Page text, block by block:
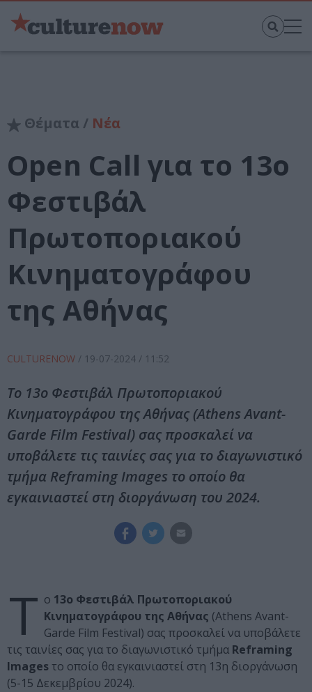
Θέματα / Νέα
Open Call για το 13o
Φεστιβάλ
Πρωτοποριακού
Κινηματογράφου
της Αθήνας
CULTURENOW / 19-07-2024 / 11:52
Το 13ο Φεστιβάλ Πρωτοποριακού
Κινηματογράφου της Αθήνας (Athens Avant-
Garde Film Festival) σας προσκαλεί να
υποβάλετε τις ταινίες σας για το διαγωνιστικό
τμήμα Reframing Images το οποίο θα
εγκαινιαστεί στη διοργάνωση του 2024.
Τ ο 13o Φεστιβάλ Πρωτοποριακού
Κινηματογράφου της Αθήνας (Athens Avant-
Garde Film Festival) σας προσκαλεί να υποβάλετε
τις ταινίες σας για το διαγωνιστικό τμήμα Reframing
Images το οποίο θα εγκαινιαστεί στη 13η διοργάνωση
(5-15 Δεκεμβρίου 2024).